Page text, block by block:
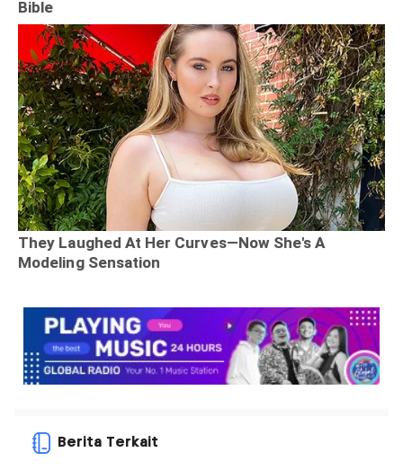
Berita Terkait